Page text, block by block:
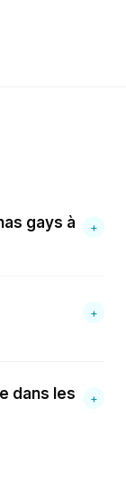
gays à
+
+
dans les
+